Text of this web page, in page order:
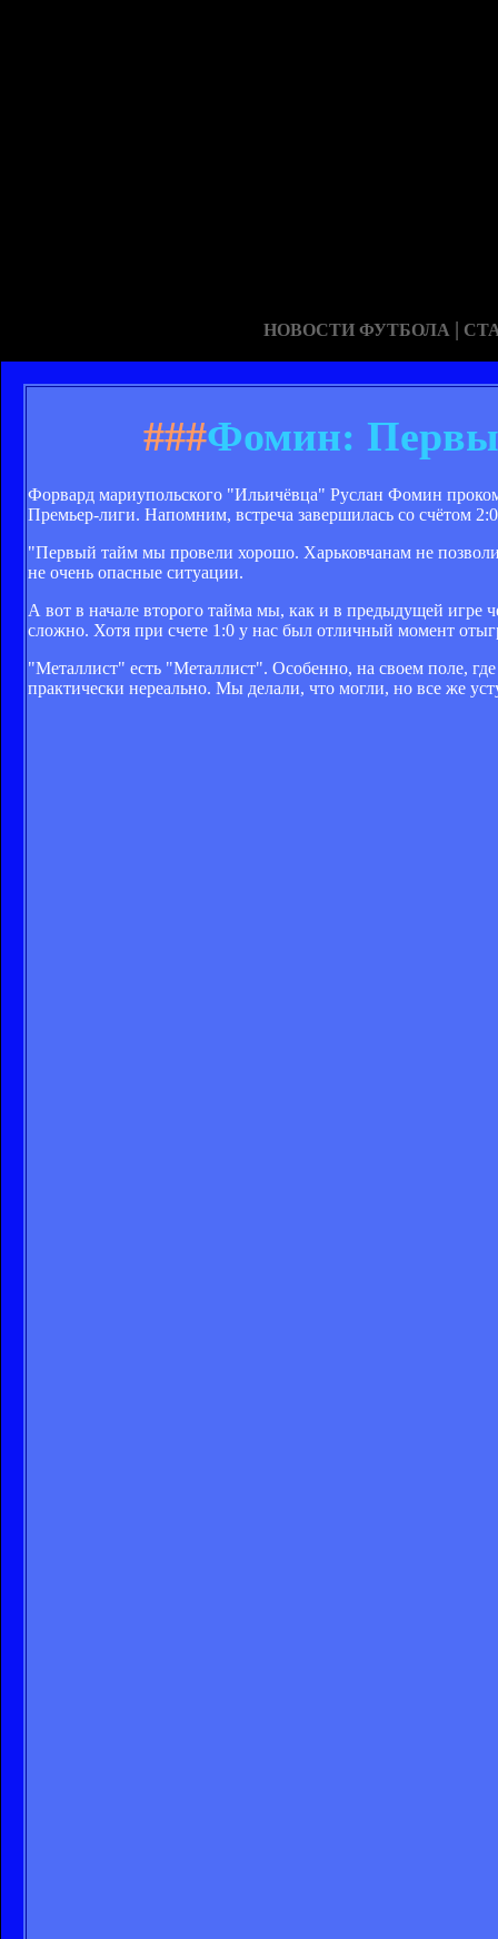
НОВОСТИ ФУТБОЛА |
###Фомин:
Форвард мариупольского "Ильичёвца" Руслан Фомин
Премьер-лиги. Напомним, встреча завершилась со счётом
"Первый тайм мы провели хорошо. Харьковчанам не
не очень опасные ситуации.
А вот в начале второго тайма мы, как и в предыдущей игре
сложно. Хотя при счете 1:0 у нас был отличный момент
"Металлист" есть "Металлист". Особенно, на своем поле,
практически нереально. Мы делали, что могли, но все же